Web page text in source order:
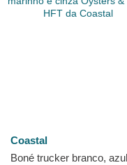
Coastal
Boné trucker branco, azul